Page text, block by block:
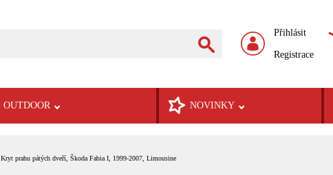
Přihlásit
Registrace
OUTDOOR NOVINKY
Kryt prahu pátých dveří, Škoda Fabia I, 1999-2007, Limousine